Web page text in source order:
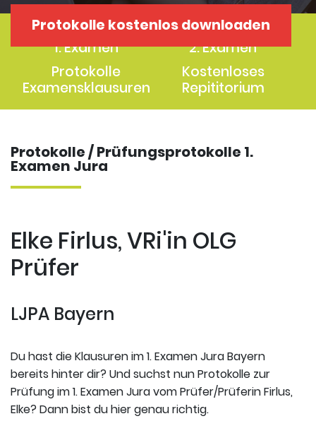
Protokolle kostenlos downloaden
Protokolle
1. Examen
Protokolle
2. Examen
Protokolle
Examensklausuren
Kostenloses
Repititorium
Protokolle / Prüfungsprotokolle 1.
Examen Jura
Elke Firlus, VRi'in OLG
Prüfer
LJPA Bayern
Du hast die Klausuren im 1. Examen Jura Bayern
bereits hinter dir? Und suchst nun Protokolle zur
Prüfung im 1. Examen Jura vom Prüfer/Prüferin Firlus,
Elke? Dann bist du hier genau richtig.